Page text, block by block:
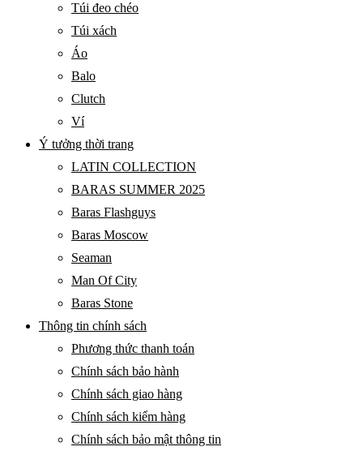
Túi đeo chéo
Túi xách
Áo
Balo
Clutch
Ví
Ý tưởng thời trang
LATIN COLLECTION
BARAS SUMMER 2025
Baras Flashguys
Baras Moscow
Seaman
Man Of City
Baras Stone
Thông tin chính sách
Phương thức thanh toán
Chính sách bảo hành
Chính sách giao hàng
Chính sách kiểm hàng
Chính sách bảo mật thông tin